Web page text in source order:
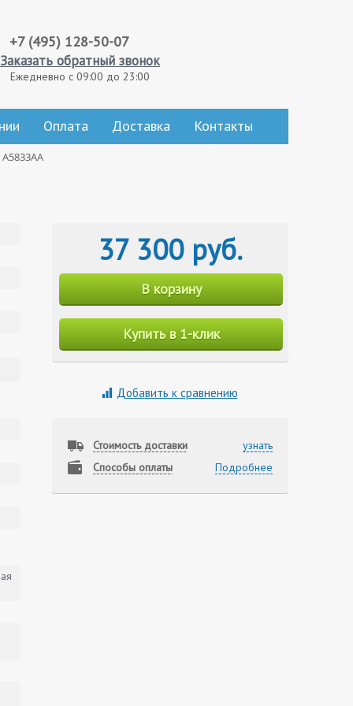
+7 (495) 128-50-07
Заказать обратный звонок
Ежедневно с 09:00 до 23:00
Оплата Доставка Контакты
37 300 руб.
В корзину
Купить в 1-клик
Добавить к сравнению
Стоимость доставки
узнать
Способы оплаты
Подробнее